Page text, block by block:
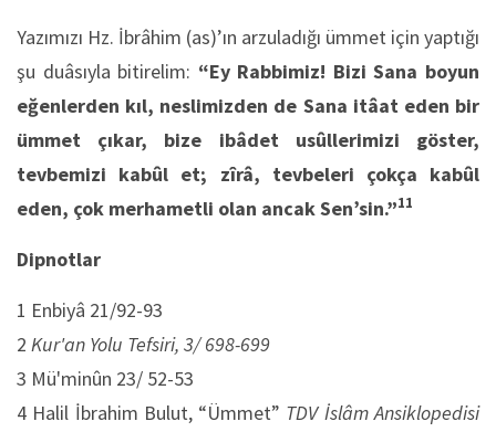
Yazımızı Hz. İbrâhim (as)’ın arzuladığı ümmet için yaptığı
şu duâsıyla bitirelim: “Ey Rabbimiz! Bizi Sana boyun
eğenlerden kıl, neslimizden de Sana itâat eden bir
ümmet çıkar, bize ibâdet usûllerimizi göster,
tevbemizi kabûl et; zîrâ, tevbeleri çokça kabûl
eden, çok merhametli olan ancak Sen’sin.”11
Dipnotlar
1 Enbiyâ 21/92-93
2 Kur'an Yolu Tefsiri, 3/ 698-699
3 Mü'minûn 23/ 52-53
4 Halil İbrahim Bulut, “Ümmet” TDV İslâm Ansiklopedisi